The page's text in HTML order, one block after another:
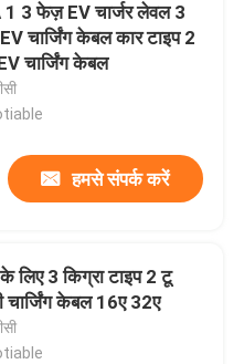
3 फेज़ EV चार्जर लेवल 3
चार्जिंग केबल कार टाइप 2
चार्जिंग केबल
हमसे संपर्क करें
के लिए 3 किग्रा टाइप 2 टू
चार्जिंग केबल 16ए 32ए